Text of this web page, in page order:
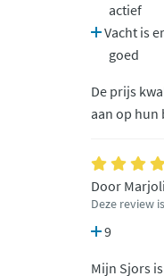
actief
Vacht is
goed
De prijs
aan op hun
Door
Deze review
9
Mijn Sjors